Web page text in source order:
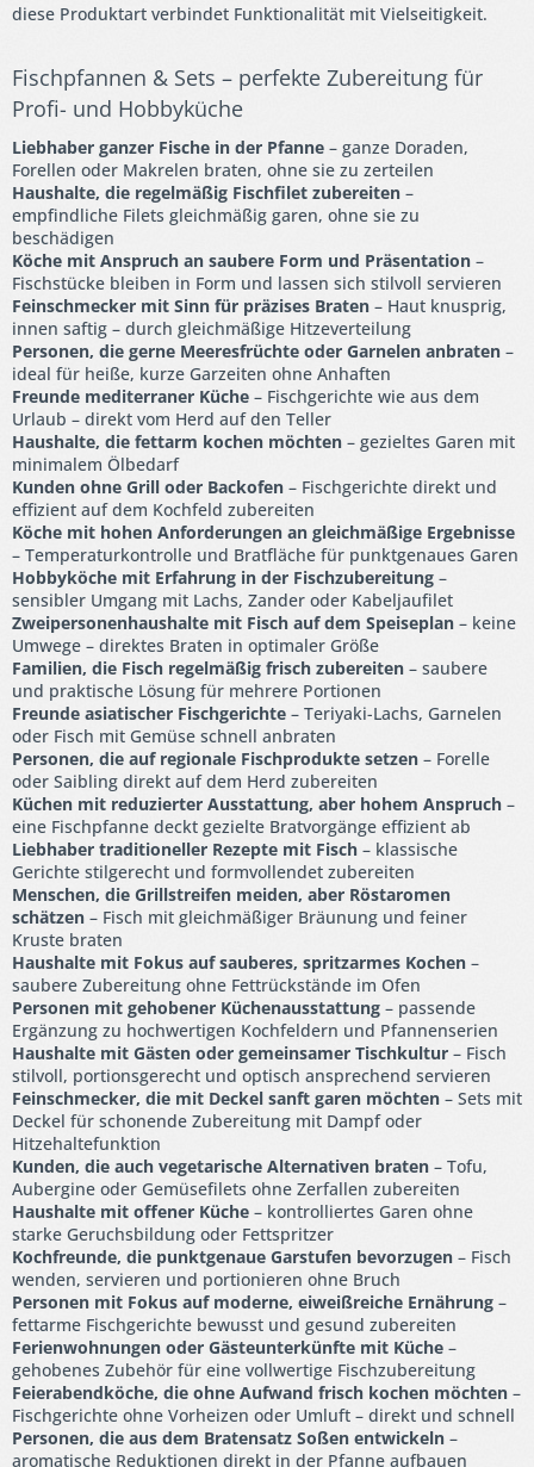
diese Produktart verbindet Funktionalität mit Vielseitigkeit.
Fischpfannen & Sets – perfekte Zubereitung für
Profi- und Hobbyküche
Liebhaber ganzer Fische in der Pfanne – ganze Doraden,
Forellen oder Makrelen braten, ohne sie zu zerteilen
Haushalte, die regelmäßig Fischfilet zubereiten –
empfindliche Filets gleichmäßig garen, ohne sie zu
beschädigen
Köche mit Anspruch an saubere Form und Präsentation –
Fischstücke bleiben in Form und lassen sich stilvoll servieren
Feinschmecker mit Sinn für präzises Braten – Haut knusprig,
innen saftig – durch gleichmäßige Hitzeverteilung
Personen, die gerne Meeresfrüchte oder Garnelen anbraten –
ideal für heiße, kurze Garzeiten ohne Anhaften
Freunde mediterraner Küche – Fischgerichte wie aus dem
Urlaub – direkt vom Herd auf den Teller
Haushalte, die fettarm kochen möchten – gezieltes Garen mit
minimalem Ölbedarf
Kunden ohne Grill oder Backofen – Fischgerichte direkt und
effizient auf dem Kochfeld zubereiten
Köche mit hohen Anforderungen an gleichmäßige Ergebnisse
– Temperaturkontrolle und Bratfläche für punktgenaues Garen
Hobbyköche mit Erfahrung in der Fischzubereitung –
sensibler Umgang mit Lachs, Zander oder Kabeljaufilet
Zweipersonenhaushalte mit Fisch auf dem Speiseplan – keine
Umwege – direktes Braten in optimaler Größe
Familien, die Fisch regelmäßig frisch zubereiten – saubere
und praktische Lösung für mehrere Portionen
Freunde asiatischer Fischgerichte – Teriyaki-Lachs, Garnelen
oder Fisch mit Gemüse schnell anbraten
Personen, die auf regionale Fischprodukte setzen – Forelle
oder Saibling direkt auf dem Herd zubereiten
Küchen mit reduzierter Ausstattung, aber hohem Anspruch –
eine Fischpfanne deckt gezielte Bratvorgänge effizient ab
Liebhaber traditioneller Rezepte mit Fisch – klassische
Gerichte stilgerecht und formvollendet zubereiten
Menschen, die Grillstreifen meiden, aber Röstaromen
schätzen – Fisch mit gleichmäßiger Bräunung und feiner
Kruste braten
Haushalte mit Fokus auf sauberes, spritzarmes Kochen –
saubere Zubereitung ohne Fettrückstände im Ofen
Personen mit gehobener Küchenausstattung – passende
Ergänzung zu hochwertigen Kochfeldern und Pfannenserien
Haushalte mit Gästen oder gemeinsamer Tischkultur – Fisch
stilvoll, portionsgerecht und optisch ansprechend servieren
Feinschmecker, die mit Deckel sanft garen möchten – Sets mit
Deckel für schonende Zubereitung mit Dampf oder
Hitzehaltefunktion
Kunden, die auch vegetarische Alternativen braten – Tofu,
Aubergine oder Gemüsefilets ohne Zerfallen zubereiten
Haushalte mit offener Küche – kontrolliertes Garen ohne
starke Geruchsbildung oder Fettspritzer
Kochfreunde, die punktgenaue Garstufen bevorzugen – Fisch
wenden, servieren und portionieren ohne Bruch
Personen mit Fokus auf moderne, eiweißreiche Ernährung –
fettarme Fischgerichte bewusst und gesund zubereiten
Ferienwohnungen oder Gästeunterkünfte mit Küche –
gehobenes Zubehör für eine vollwertige Fischzubereitung
Feierabendköche, die ohne Aufwand frisch kochen möchten –
Fischgerichte ohne Vorheizen oder Umluft – direkt und schnell
Personen, die aus dem Bratensatz Soßen entwickeln –
aromatische Reduktionen direkt in der Pfanne aufbauen